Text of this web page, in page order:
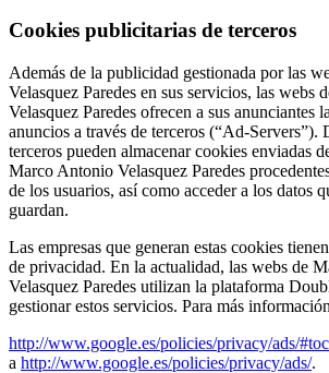
Cookies publicitarias de terceros
Además de la publicidad gestionada por las
Velasquez Paredes en sus servicios, las webs
Velasquez Paredes ofrecen a sus anunciantes
anuncios a través de terceros (“Ad-Servers”).
terceros pueden almacenar cookies enviadas
Marco Antonio Velasquez Paredes
de los usuarios, así como acceder a los datos
guardan.
Las empresas que generan estas cookies
de privacidad. En la actualidad, las webs de
Velasquez Paredes utilizan la plataforma
gestionar estos servicios. Para más
http://www.google.es/policies/privacy/ads/
a http://www.google.es/policies/privacy/ads/.